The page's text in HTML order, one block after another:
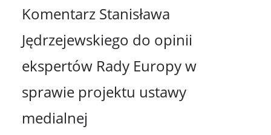
Komentarz Stanisława
Jędrzejewskiego do opinii
ekspertów Rady Europy w
sprawie projektu ustawy
medialnej